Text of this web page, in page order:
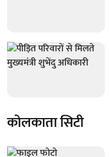
कोलकाता सिटी